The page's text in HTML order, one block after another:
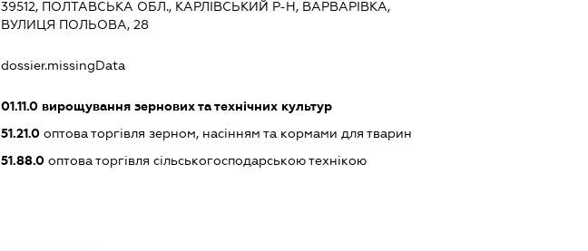
39512, ПОЛТАВСЬКА ОБЛ., КАРЛІВСЬКИЙ Р-Н, ВАРВАРІВКА,
ВУЛИЦЯ ПОЛЬОВА, 28
dossier.missingData
01.11.0 вирощування зернових та технічних культур
51.21.0 оптова торгівля зерном, насінням та кормами для тварин
51.88.0 оптова торгівля сільськогосподарською технікою